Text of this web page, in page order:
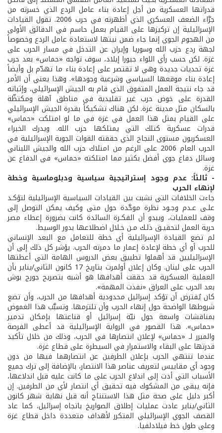
قدراتها العسكرية من أجل إعادة بناء عامل الردع الذي خسرته من
جرَّاء الضعف العسكري الذي أظهرته في حرب 2006. تقول القيادات
الإسرائيلية إن تركيزها على القيام بعمل حاسم في الدقائق الأولى
من الهجوم الجوي إنما جاء ضمن نيتها لاستعادة عامل الردع وخصوصاً
لجهة ردع حزب الله وسوريا وإيران عن التدخل في مسار الحرب على
غزة. لكن حسب رأي اللواء جيورا إيلاد، سوف تواجه «حماس» بعد حرب
غزة تحديات جديدة وهي لا تقتصر على إعادة بناء ما تهدّم بل وأيضاً
إعادة بناء موقعها السياسي وشرعية وجودها». وهذا يعني أن الأمر
قد جاء نتيجة العمل المتفوق الذي قام به الجيش الإسرائيلي، وإثباته
القدرة على خوض حرب غير تقليدية في مناطق آهلة ومكتظّة
بالسكان مثل مدينة غزة. لكن هناك تشكيكاً بقدرة الجيش الإسرائيلي
على القيام بمثل هذا العمل في غزة في ما لو امتلكت «حماس»
قدرات عسكرية كتلك التي يمتلكها حزب الله. ويدرك الخبراء
العسكريون مستوى النجاح الذي حققته القوات الجوية الإسرائيلية في
الحرب العام 2006 على الرغم من امتلاك حزب الله والجيش اللبناني
وسائل دفاع جوي أفضل بكثير مما امتلكته «حماس» في الدفاع عن
غزة.
- ثالثاً: عدم وجود إستراتيجية سياسية ودبلوماسية وخطة
لإنهاء الحرب
جاءت الخلافات التي نشبت بين القيادات السياسية الإسرائيلية لتؤكـد
علـى عـدم وجـود نظرة موحَّدة حول متى وكيف يمكن التوصل إلى
وقف للعمليات، ويبدو أن الفكـرة السائدة كانت بضرورة إعطاء مصر
حرية العمل لتحقيـق ذلـك مـن خـلال اضطلاعها بدور الوسيط.
لم تضع القيادة الإسرائيلية أي خطة للتعامل مع البعد الإنساني
للحرب أو أي خطة لإعادة إعمار ما دمرته الحرب. يؤشر كل ذلك إلى أن
الإسرائيليين قد أهملوا تطبيق بعض الدروس الهامة التي أعطتها
الحرب على لبنان. وكان إعلان أولمرت بتاريخ 17 كانون الثاني/يناير بأن
العملية العسكرية قد حققت أهدافها هو أشبه بتصريح جورج بوش
بعد الحرب على العراق «نفذت المهمة».
كان يُفترض أن تؤكد إسرائيل محدودية أهدافها من الحرب، وأن تضع
شروطها الواضحة حول إنهاء الحرب وأن تلتزمها. وتسبَّب هذا الغموض
بمناقشات واسعة حول نيّة إسرائيل أو قناعتها بإمكان تدمير
«حماس». هذا القصور في الرواية الإسرائيلية قد أعطى الفرصة
والمبرر لـ «حماس» لإعلان انتصارها في الحرب، وذلك من خلال تأكيد
قدرتها على البقاء والاستمرار في السيطرة على قطاع غزة.
عندما تنتهي الحرب بإعلان الطرفين عن انتصارهما فيها من دون
وجود أي مقاييس لتعريف عناصر هذا الانتصار، بالإضافة إلى ترك جميع
الأسباب التي أدت إلى اندلاع الحرب على ما كانت عليه قبل اندلاعها،
فإنه يبقى من المشكوك فيه تحقيق أي انتصار لأي من الطرفين. إن
أكبر دليل على صحة مثل هذا الاستنتاج أنه قبل نهاية شهر كانون
الثاني/يناير عادت عمليات إطلاق الصواريخ باتجاه إسرائيل، كما عاد
القصف الجوي الإسرائيلي المتكرر لأهداف متعددة داخل قطاع غزة
وعلى طول خط فيلادلفيا.